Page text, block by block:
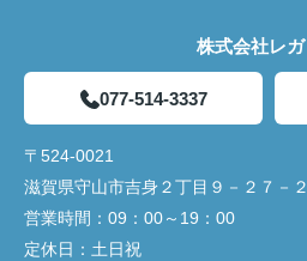
株式会社レ
077-514-3337
〒524-0021
滋賀県守山市吉身２丁目９－２７－
営業時間： 09：00～19：00
定休日： 土日祝